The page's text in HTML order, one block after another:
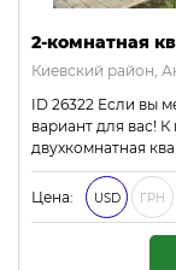
2-комнатная
Киевский район,
ID 26322 Если вы
вариант для вас!
двухкомнатная
Цена: USD ГРН